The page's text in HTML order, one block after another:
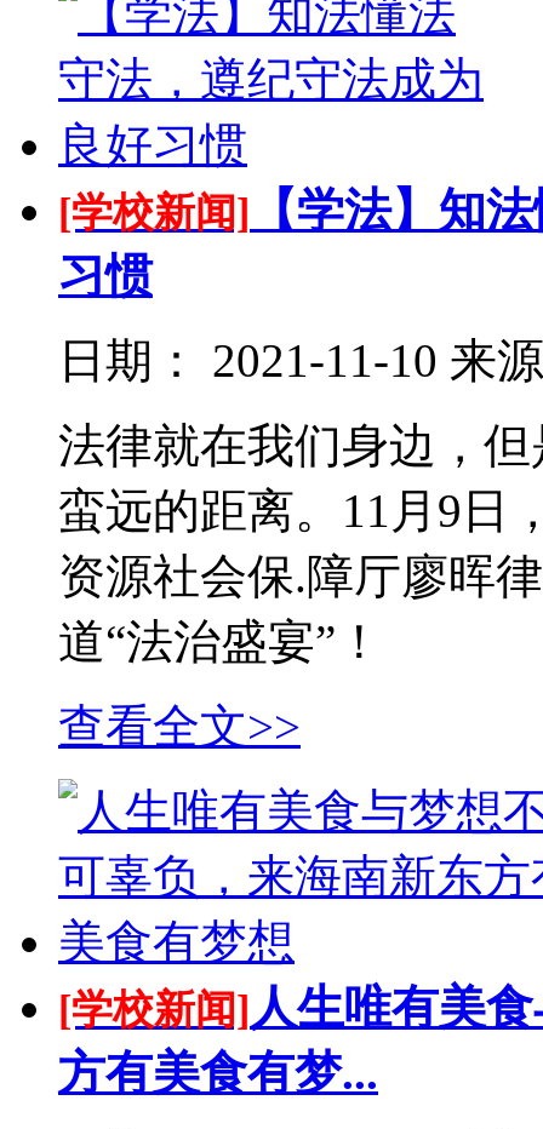
[学校新闻]
【学法】知
习惯
日期： 2021-11-10 来
法律就在我们身边，
蛮远的距离。11月9日
资源社会保.障厅廖晖
道“法治盛宴”！
查看全文>>
[学校新闻] 人生唯有美
方有美食有梦...